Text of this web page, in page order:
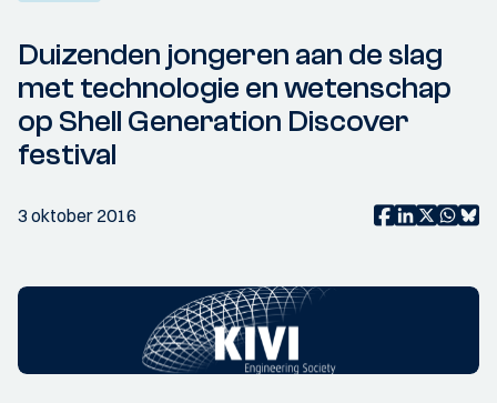
Duizenden jongeren aan de slag
met technologie en wetenschap
op Shell Generation Discover
festival
3 oktober 2016